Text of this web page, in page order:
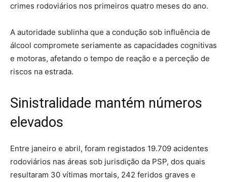
crimes rodoviários nos primeiros quatro meses do ano.
A autoridade sublinha que a condução sob influência de
álcool compromete seriamente as capacidades cognitivas
e motoras, afetando o tempo de reação e a perceção de
riscos na estrada.
Sinistralidade mantém números
elevados
Entre janeiro e abril, foram registados 19.709 acidentes
rodoviários nas áreas sob jurisdição da PSP, dos quais
resultaram 30 vítimas mortais, 242 feridos graves e